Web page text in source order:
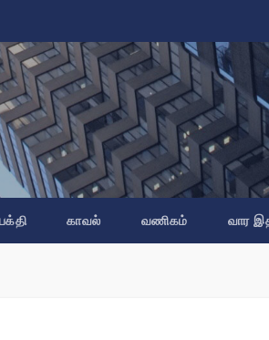
பக்தி காவல் வணிகம் வார